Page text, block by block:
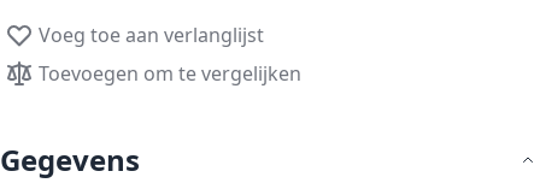
Voeg toe aan verlanglijst
Toevoegen om te vergelijken
Gegevens